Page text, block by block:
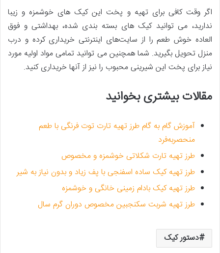
اگر وقت کافی برای تهیه و پخت این کیک­ های خوش­مزه و زیبا
ندارید، می­ توانید کیک­ های بسته ­بندی شده، بهداشتی و فوق
العاده خوش­ طعم را از سایت‌های اینترنتی خریداری کرده و درب
منزل تحویل بگیرید. شما همچنین می­ توانید تمامی مواد اولیه مورد
نیاز برای پخت این شیرینی محبوب را نیز از آنها خریداری کنید.
مقالات بیشتری بخوانید
آموزش گام به گام طرز تهیه تارت توت فرنگی با طعم
منحصربه‌فرد
طرز تهیه تارت شکلاتی خوشمزه و مخصوص
طرز تهیه کیک ساده اسفنجی با پف زیاد و بدون نیاز به شیر
طرز تهیه کیک بادام زمینی خانگی و خوشمزه
طرز تهیه شربت سکنجبین مخصوص دوران گرم سال
دستور کیک